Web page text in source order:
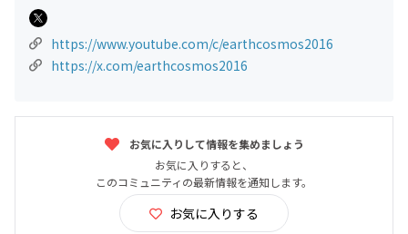
https://www.youtube.com/c/earthcosmos2016
https://x.com/earthcosmos2016
お気に入りして情報を集めましょう
お気に入りすると、
このコミュニティの最新情報を通知します。
お気に入りする